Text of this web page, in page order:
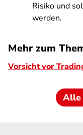
Risiko und
werden.
Mehr zum
Vorsicht vor
Alle